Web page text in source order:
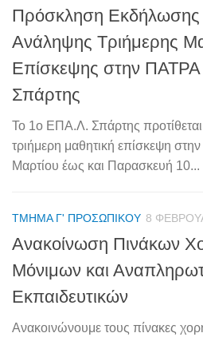
Πρόσκληση Εκδήλωσης
Ανάληψης Τριήμερης
Επίσκεψης στην
Σπάρτης
Το 1ο ΕΠΑ.Λ. Σπάρτης
τριήμερη μαθητική επίσκεψη
Μαρτίου έως και Παρασκευή 10...
ΤΜΉΜΑ Γ' ΠΡΟΣΩΠΙΚΟΎ 8
Ανακοίνωση Πινάκων
Μόνιμων και
Εκπαιδευτικών
Ανακοινώνουμε τους πίνακες